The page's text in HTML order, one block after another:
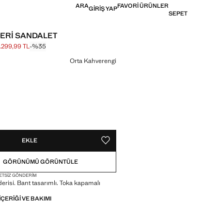
ARAGIRIŞ YAPFAVORI ÜRÜNLER
SEPET
SANDALET
[1.999,99 TL ]
TL ]
TL-%35
Orta Kahverengi
EKLE FAVORI OLARAK KAYDET
GÖRÜNÜMÜ GÖRÜNTÜLE
GÖNDERIM
Bant tasarımlı. Toka kapamalı
VE BAKIMI